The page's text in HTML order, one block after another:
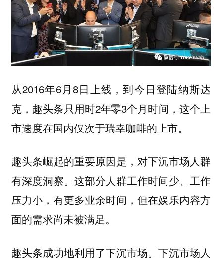
从2016年6月8日上线，到今日登陆纳斯达
克，趣头条只用时2年零3个月时间，这个上
市速度在国内仅次于瑞幸咖啡的上市。
趣头条崛起的重要原因是，对下沉市场人群
有深度洞察。这部分人群工作时间少、工作
压力小，有更多业余时间，但在娱乐内容方
面的需求尚未被满足。
趣头条成功地利用了下沉市场。下沉市场人